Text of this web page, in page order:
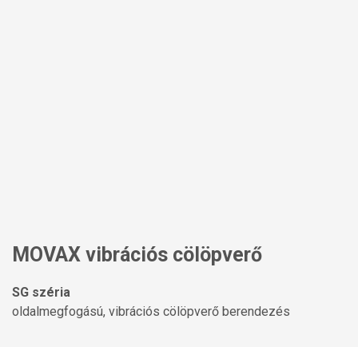
MOVAX vibrációs cölöpverő
SG széria
oldalmegfogású, vibrációs cölöpverő berendezés